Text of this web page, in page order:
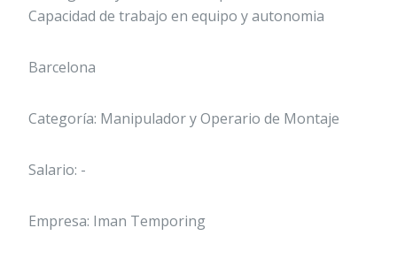
Capacidad de trabajo en equipo y autonomia
Barcelona
Categoría: Manipulador y Operario de Montaje
Salario: -
Empresa: Iman Temporing